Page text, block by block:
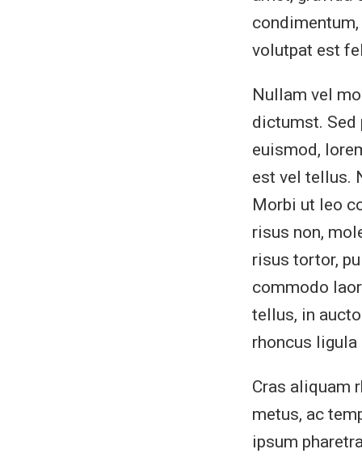
volutpat est
Nullam vel
dictumst. Sed
euismod,
est vel tellus.
Morbi ut leo
risus non,
risus tortor,
commodo
tellus, in
rhoncus ligula
Cras aliquam
metus, ac
ipsum